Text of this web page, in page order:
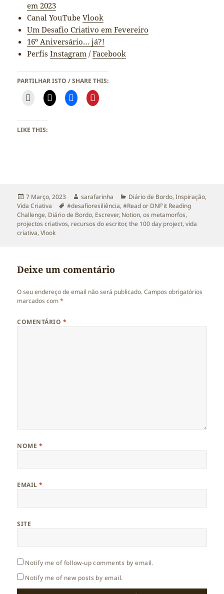
em 2023
Canal YouTubeVlook
Um Desafio Criativo em Fevereiro
16º Aniversário… já?!
PerfisInstagram /Facebook
PARTILHAR ISTO / SHARE THIS:
LIKE THIS:
Publicado
a
7 Março, 2023 Autor
sarafarinha Categorias
Diário de Bordo,Inspiração,
Vida Criativa
Etiquetas
#desafioresiliência,#Read or DNF'it Reading
Challenge, Diário de Bordo, Escrever, Notion,os metamorfos,
projectos criativos, recursos do escritor,the 100 day project,vida
criativa,Vlook
Deixe um comentário
O seu endereço de email não será publicado. Campos obrigatórios
marcados com*
COMENTÁRIO *
NOME *
EMAIL*
SITE
Notify me of follow-up comments by email.
Notify me of new posts by email.